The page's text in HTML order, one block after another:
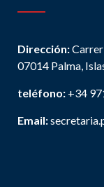
Dirección:
07014 Palma,
teléfono: +34
Email: